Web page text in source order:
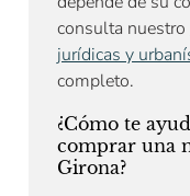
consulta nuestro
jurídicas y
completo.
¿Cómo te
comprar una
Girona?